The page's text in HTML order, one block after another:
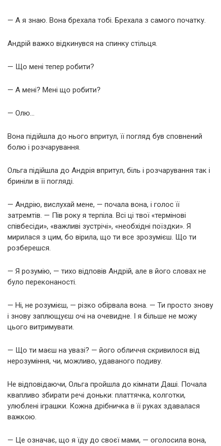
— А я знаю. Вона брехала тобі. Брехала з самого початку.
Андрій важко відкинувся на спинку стільця.
— Що мені тепер робити?
— А мені? Мені що робити?
— Олю…
Вона підійшла до нього впритул, її погляд був сповнений
болю і розчарування.
Ольга підійшла до Андрія впритул, біль і розчарування так і
бриніли в її погляді.
— Андрію, вислухай мене, — почала вона, і голос її
затремтів. — Пів року я терпіла. Всі ці твої «термінові
співбесіди», «важливі зустрічі», «необхідні поїздки». Я
мирилася з цим, бо вірила, що ти все зрозумієш. Що ти
розберешся.
— Я розумію, — тихо відповів Андрій, але в його словах не
було переконаності.
— Ні, не розумієш, — різко обірвала вона. — Ти просто знову
і знову заплющуєш очі на очевидне. І я більше не можу
цього витримувати.
— Що ти маєш на увазі? — його обличчя скривилося від
нерозуміння, чи, можливо, удаваного подиву.
Не відповідаючи, Ольга пройшла до кімнати Даші. Почала
квапливо збирати речі доньки: платтячка, колготки,
улюблені іграшки. Кожна дрібничка в її руках здавалася
важкою.
— Це означає, що я їду до своєї мами, — оголосила вона,